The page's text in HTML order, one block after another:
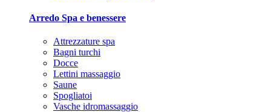
Arredo Spa e benessere
Attrezzature spa
Bagni turchi
Docce
Lettini massaggio
Saune
Spogliatoi
Vasche idromassaggio